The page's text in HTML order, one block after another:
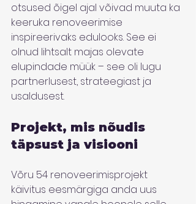
otsused õigel ajal võivad muuta ka
keeruka renoveerimise
inspireerivaks edulooks. See ei
olnud lihtsalt majas olevate
elupindade müük – see oli lugu
partnerlusest, strateegiast ja
usaldusest.
Projekt, mis nõudis
täpsust ja visiooni
Võru 54 renoveerimisprojekt
käivitus eesmärgiga anda uus